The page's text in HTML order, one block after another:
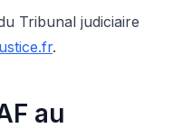
Tribunal judiciaire
.
au